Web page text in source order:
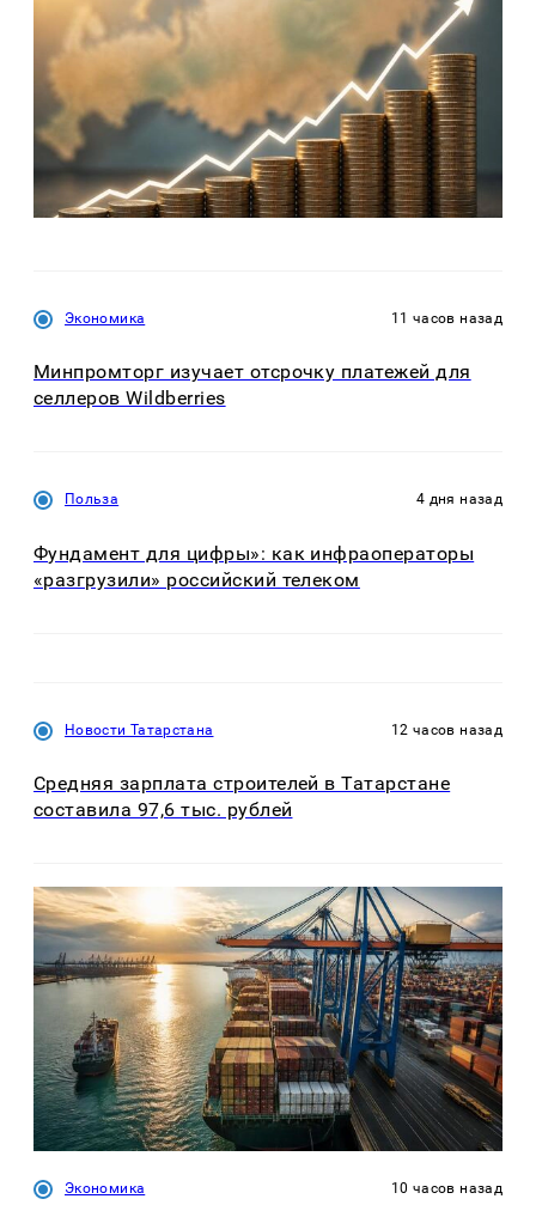
Экономика 11 часов назад
Минпромторг изучает отсрочку платежей для
селлеров Wildberries
Польза 4 дня назад
Фундамент для цифры»: как инфраоператоры
«разгрузили» российский телеком
Новости Татарстана 12 часов назад
Средняя зарплата строителей в Татарстане
составила 97,6 тыс. рублей
Экономика 10 часов назад